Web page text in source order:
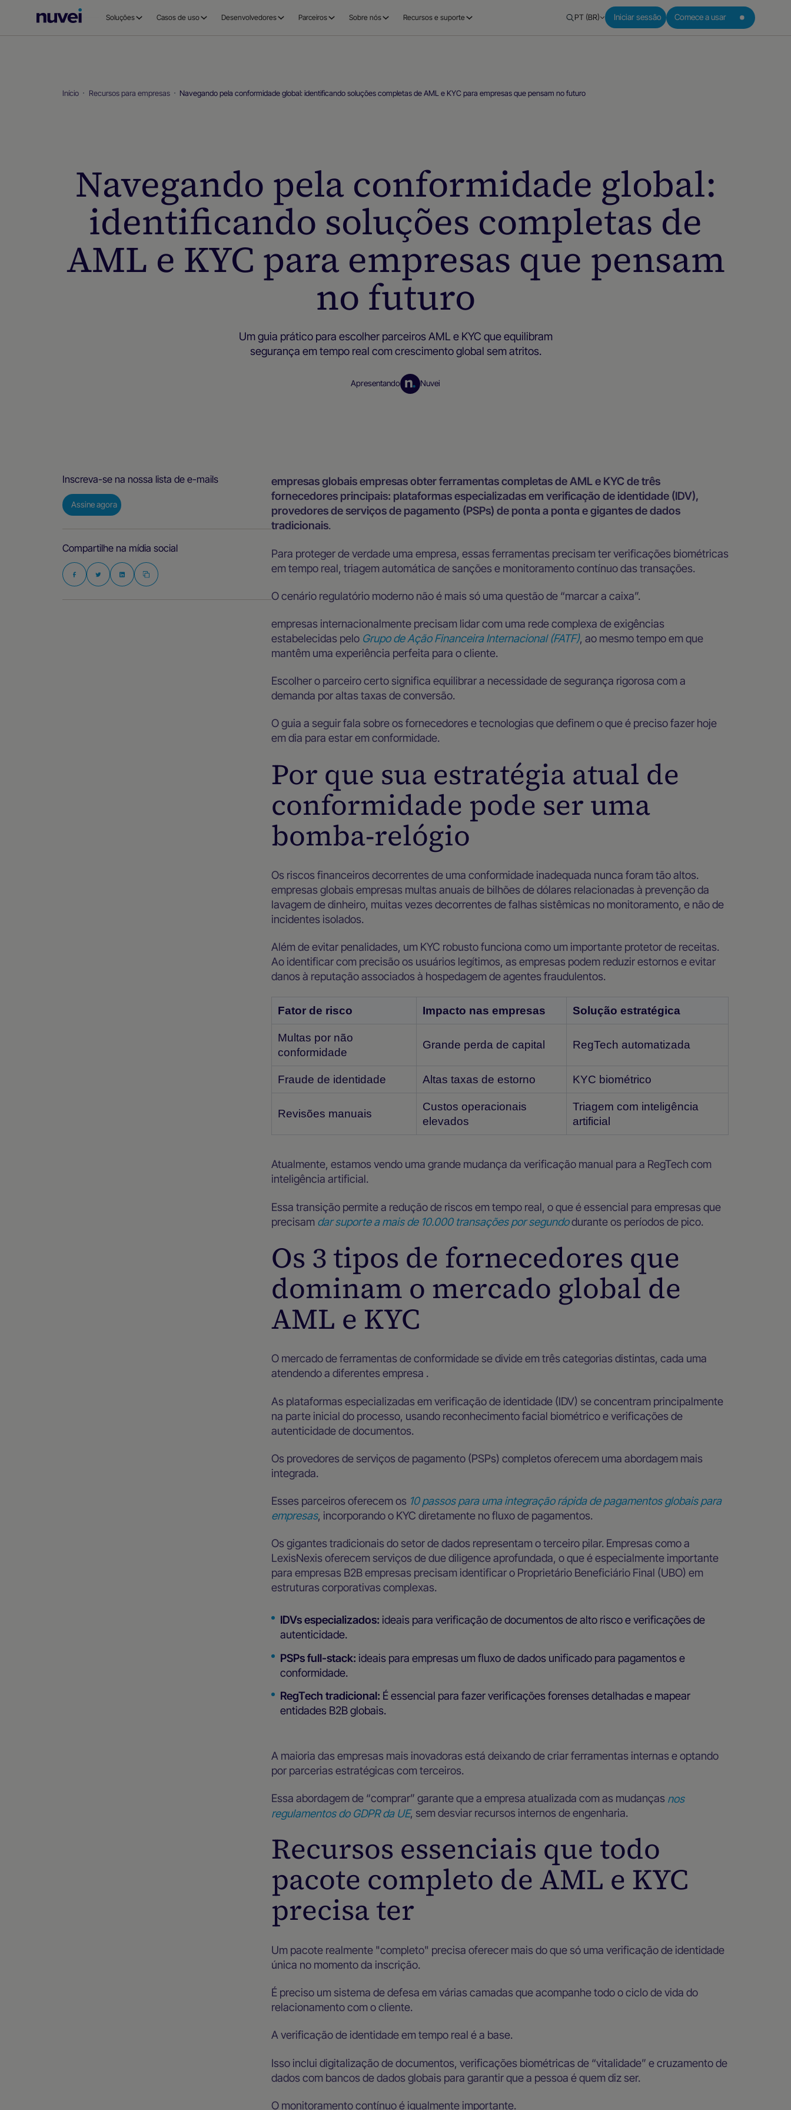
PáginaSoluções Casos de uso Desenvolvedores Parceiros Sobre nós Recursos e suporte PT (BR) Iniciar sessão Comece a usar
Início Recursos para empresas Navegando pela conformidade global: identificando soluções completas de AML e KYC para empresas que pensam no futuro
Navegando pela conformidade global:
identificando soluções completas de
AML e KYC para empresas que pensam
no futuro
Um guia prático para escolher parceiros AML e KYC que equilibram
segurança em tempo real com crescimento global sem atritos.
Apresentando Nuvei
Inscreva-se na nossa lista de e-mails
Assine agora
Compartilhe na mídia social
empresas globais empresas obter ferramentas completas de AML e KYC de três
fornecedores principais: plataformas especializadas em verificação de identidade (IDV),
provedores de serviços de pagamento (PSPs) de ponta a ponta e gigantes de dados
tradicionais.
Para proteger de verdade uma empresa, essas ferramentas precisam ter verificações biométricas
em tempo real, triagem automática de sanções e monitoramento contínuo das transações.
O cenário regulatório moderno não é mais só uma questão de “marcar a caixa”.
empresas internacionalmente precisam lidar com uma rede complexa de exigências
estabelecidas pelo Grupo de Ação Financeira Internacional (FATF), ao mesmo tempo em que
mantêm uma experiência perfeita para o cliente.
Escolher o parceiro certo significa equilibrar a necessidade de segurança rigorosa com a
demanda por altas taxas de conversão.
O guia a seguir fala sobre os fornecedores e tecnologias que definem o que é preciso fazer hoje
em dia para estar em conformidade.
Por que sua estratégia atual de
conformidade pode ser uma
bomba-relógio
Os riscos financeiros decorrentes de uma conformidade inadequada nunca foram tão altos.
empresas globais empresas multas anuais de bilhões de dólares relacionadas à prevenção da
lavagem de dinheiro, muitas vezes decorrentes de falhas sistêmicas no monitoramento, e não de
incidentes isolados.
Além de evitar penalidades, um KYC robusto funciona como um importante protetor de receitas.
Ao identificar com precisão os usuários legítimos, as empresas podem reduzir estornos e evitar
danos à reputação associados à hospedagem de agentes fraudulentos.
Fator de risco Impacto nas empresas Solução estratégica
Multas por não
conformidade
Grande perda de capital RegTech automatizada
Fraude de identidade Altas taxas de estorno KYC biométrico
Revisões manuais
Custos operacionais
elevados
Triagem com inteligência
artificial
Atualmente, estamos vendo uma grande mudança da verificação manual para a RegTech com
inteligência artificial.
Essa transição permite a redução de riscos em tempo real, o que é essencial para empresas que
precisam dar suporte a mais de 10.000 transações por segundodurante os períodos de pico.
Os 3 tipos de fornecedores que
dominam o mercado global de
AML e KYC
O mercado de ferramentas de conformidade se divide em três categorias distintas, cada uma
atendendo a diferentes empresa .
As plataformas especializadas em verificação de identidade (IDV) se concentram principalmente
na parte inicial do processo, usando reconhecimento facial biométrico e verificações de
autenticidade de documentos.
Os provedores de serviços de pagamento (PSPs) completos oferecem uma abordagem mais
integrada.
Esses parceiros oferecem os 10 passos para uma integração rápida de pagamentos globais para
empresas, incorporando o KYC diretamente no fluxo de pagamentos.
Os gigantes tradicionais do setor de dados representam o terceiro pilar. Empresas como a
LexisNexis oferecem serviços de due diligence aprofundada, o que é especialmente importante
para empresas B2B empresas precisam identificar o Proprietário Beneficiário Final (UBO) em
estruturas corporativas complexas.
IDVs especializados: ideais para verificação de documentos de alto risco e verificações de
autenticidade.
PSPs full-stack: ideais para empresas um fluxo de dados unificado para pagamentos e
conformidade.
RegTech tradicional: É essencial para fazer verificações forenses detalhadas e mapear
entidades B2B globais.
A maioria das empresas mais inovadoras está deixando de criar ferramentas internas e optando
por parcerias estratégicas com terceiros.
Essa abordagem de “comprar” garante que a empresa atualizada com as mudanças nos
regulamentos do GDPR da UE, sem desviar recursos internos de engenharia.
Recursos essenciais que todo
pacote completo de AML e KYC
precisa ter
Um pacote realmente "completo" precisa oferecer mais do que só uma verificação de identidade
única no momento da inscrição.
É preciso um sistema de defesa em várias camadas que acompanhe todo o ciclo de vida do
relacionamento com o cliente.
A verificação de identidade em tempo real é a base.
Isso inclui digitalização de documentos, verificações biométricas de “vitalidade” e cruzamento de
dados com bancos de dados globais para garantir que a pessoa é quem diz ser.
O monitoramento contínuo é igualmente importante.